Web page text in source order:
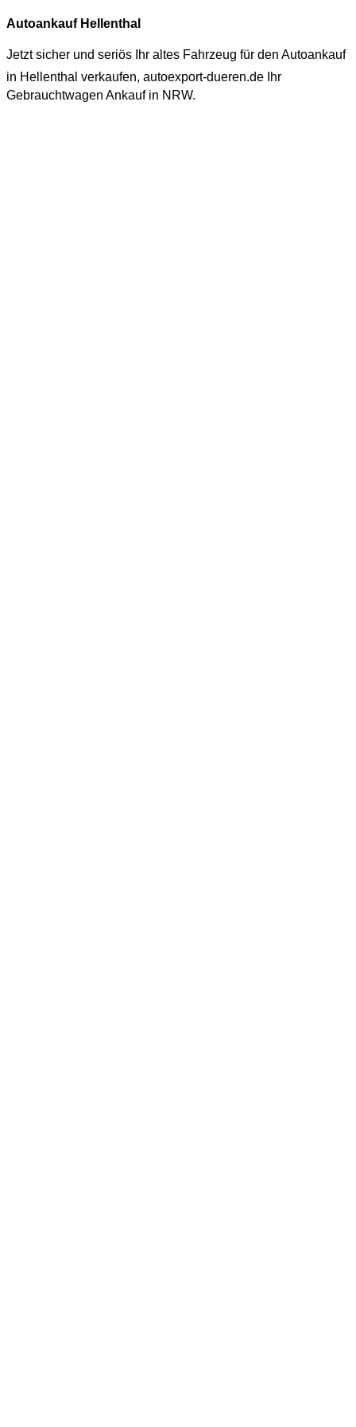
Autoankauf Hellenthal
Jetzt sicher und seriös Ihr altes Fahrzeug für den Autoankauf
in Hellenthal verkaufen, autoexport-dueren.de Ihr
Gebrauchtwagen Ankauf in NRW.